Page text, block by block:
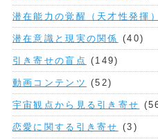
潜在能力の覚醒（天才性発揮）
潜在意識と現実の関係 (40)
引き寄せの盲点 (149)
動画コンテンツ (52)
宇宙観点から見る引き寄せ
恋愛に関する引き寄せ (3)